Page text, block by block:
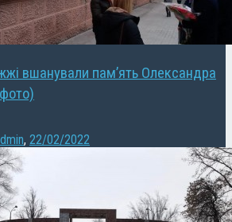
вшанували пам’ять Олександра
, 22/02/2022